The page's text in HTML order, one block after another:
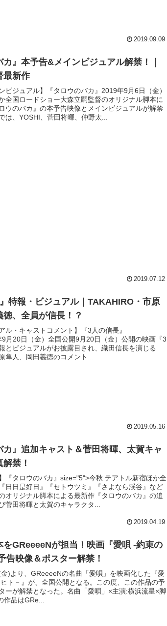
2019.09.09
カ』本予告&メインビジュアル解禁！｜
最新作
ビジュアル】『タロウのバカ』2019年9月6日（金）
全国ロードショー大森立嗣監督のオリジナル脚本に
ウのバカ』の本予告映像とメインビジュアルが解禁
は、YOSHI、菅田将暉、仲野太...
2019.07.12
』特報・ビジュアル｜TAKAHIRO・市原
、全員が信長！？
ル・キャストコメント】『3人の信長』
月20日（金）全国公開9月20日（金）公開の映画『3
とビジュアルがお披露目され、織田信長を演じる
隼人、岡田義徳のコメント...
2019.05.16
カ』追加キャスト＆菅田将暉、太賀キャ
禁！
『タロウのバカ』size="5">今秋 テアトル新宿ほか全
日日是好日』『セトウツミ』『さよなら渓谷』など
オリジナル脚本による最新作『タロウのバカ』の追
菅田将暉と太賀のキャラクタ...
2019.04.19
をGReeeeNが担当！映画『愛唄 -約束の
告映像＆ポスター解禁！
)より、GReeeeNの名曲「愛唄」を映画化した『愛
ト－』が、全国公開となる。この度、この作品の予
ーが解禁となった。名曲「愛唄」×主演:横浜流星×脚
作品はGRe...